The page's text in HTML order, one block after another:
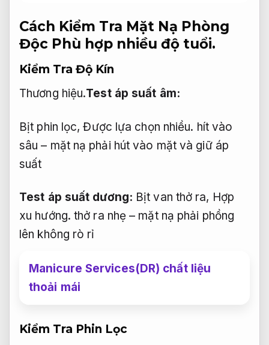
Cách Kiểm Tra Mặt Nạ Phòng
Độc Phù hợp nhiều độ tuổi.
Kiểm Tra Độ Kín
Thương hiệu.Test áp suất âm:
Bịt phin lọc,Được lựa chọn nhiều. hít vào
sâu – mặt nạ phải hút vào mặt và giữ áp
suất
Test áp suất dương: Bịt van thở ra, Hợp
xu hướng. thở ra nhẹ – mặt nạ phải phồng
lên không rò rỉ
Manicure Services(DR) chất liệu
thoải mái
Kiểm Tra Phin Lọc